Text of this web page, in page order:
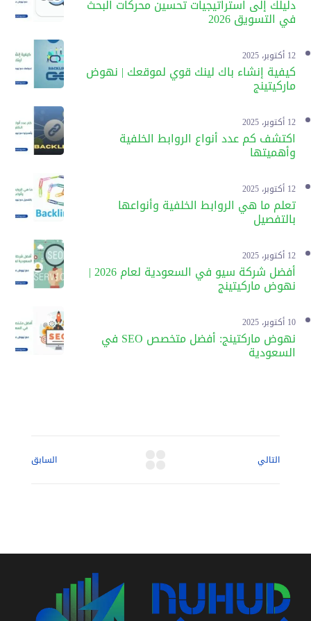
دليلك إلى استراتيجيات تحسين محركات البحث
في التسويق 2026
12 أكتوبر، 2025
كيفية إنشاء باك لينك قوي لموقعك | نهوض
ماركيتينج
12 أكتوبر، 2025
اكتشف كم عدد أنواع الروابط الخلفية
وأهميتها
12 أكتوبر، 2025
تعلم ما هي الروابط الخلفية وأنواعها
بالتفصيل
12 أكتوبر، 2025
أفضل شركة سيو في السعودية لعام 2026 |
نهوض ماركيتينج
10 أكتوبر، 2025
نهوض ماركتينج: أفضل متخصص SEO في
السعودية
السابق التالي